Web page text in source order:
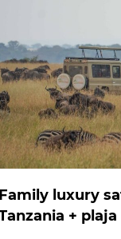
Family luxury
+